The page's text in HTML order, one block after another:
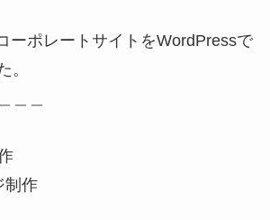
ーポレートサイトをWordPressで
。
制作